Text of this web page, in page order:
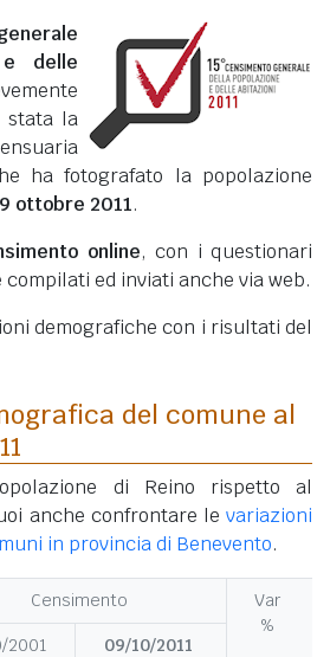
e delle
stata la
ha fotografato la popolazione
9 ottobre 2011.
online, con i questionari
ed inviati anche via web.
demografiche con i risultati del
del comune al
di Reino rispetto al
anche confrontare le variazioni
in provincia di Benevento.
Censimento
Var
%
2001
09/10/2011